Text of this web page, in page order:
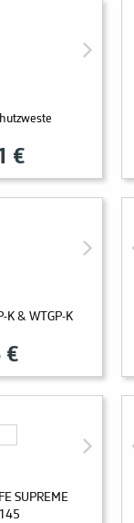
€
K & WTGP-K
€
SUPREME